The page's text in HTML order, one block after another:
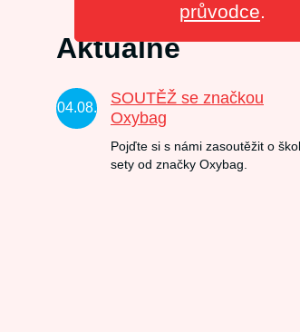
průvodce.
Aktuálně
04.08.
SOUTĚŽ se značkou
Oxybag
Pojďte si s námi zasoutěžit o
sety od značky Oxybag.